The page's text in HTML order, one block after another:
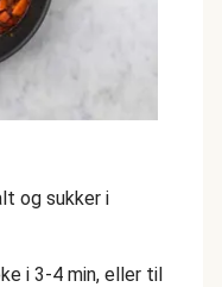
og sukker i
i 3-4 min, eller til